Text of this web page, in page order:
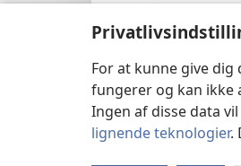
For at kunne give
fungerer og kan ikke
Ingen af disse data
lignende teknologier.
betroet
stod de
Guds